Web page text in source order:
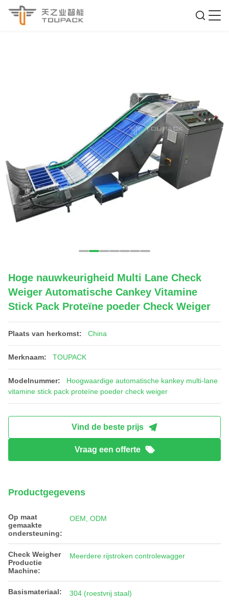
Hoge nauwkeurigheid Multi Lane Check
Weiger Automatische Cankey Vitamine
Stick Pack Proteïne poeder Check Weiger
Plaats van herkomst: China
Merknaam: TOUPACK
Modelnummer:
Hoogwaardige automatische kankey multi-lane
vitamine stick pack proteïne poeder check weiger
Vind de beste prijs
Vraag een offerte
Productgegevens
Op maat
gemaakte
ondersteuning:
OEM, ODM
Check Weigher
Productie
Machine:
Meerdere rijstroken controlewagger
Basismateriaal: 304 (roestvrij staal)